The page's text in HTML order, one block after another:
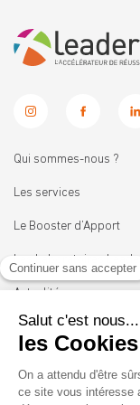
Qui sommes-nous ?
Les services
Le Booster d’Apport
Les Laboratoires
Actualités
Nous rejoindre
92100 BOULOGNE-